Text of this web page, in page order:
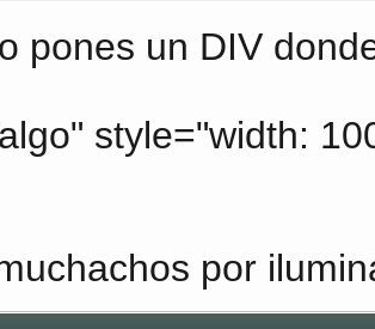
pones un DIV
style="width:
por